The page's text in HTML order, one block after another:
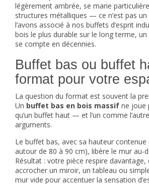
légèrement ambrée, se marie
structures métalliques — ce n’est pas un
l’avons associé à nos buffets d’esprit
bois le plus durable sur le long terme,
se compte en décennies.
Buffet bas ou buffet
format pour votre
La question du format est souvent la
Un buffet bas en bois massif ne joue
qu’un buffet haut — et l’un comme
arguments.
Le buffet bas, avec sa hauteur
autour de 80 à 90 cm), libère le mur au-
Résultat : votre pièce respire
accrocher un miroir, un tableau ou
mur vide pour accentuer la sensation